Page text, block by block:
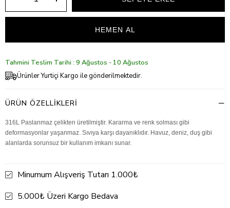
Tahmini Teslim Tarihi : 9 Ağustos - 10 Ağustos
Ürünler Yurtiçi Kargo ile gönderilmektedir.
ÜRÜN ÖZELLIKLERI
316L Paslanmaz çelikten üretilmiştir. Kararma ve renk solması gibi
deformasyonlar yaşanmaz. Sıvıya karşı dayanıklıdır. Havuz, deniz, duş gibi
alanlarda sorunsuz bir kullanım imkanı sunar.
Minumum Alışveriş Tutarı 1.000₺
5.000₺ Üzeri Kargo Bedava